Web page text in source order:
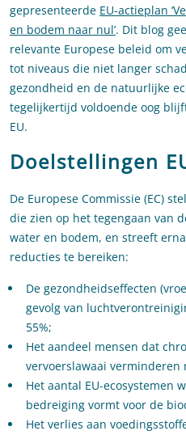
gepresenteerde EU-actieplan
en bodem naar nul’. Dit blog
relevante Europese beleid om
tot niveaus die niet langer
gezondheid en de natuurlijke
tegelijkertijd voldoende oog
EU.
Doelstellingen
De Europese Commissie (EC)
die zien op het tegengaan van
water en bodem, en streeft
reducties te bereiken:
De gezondheidseffecten
gevolg van
55%;
Het aandeel mensen dat
vervoerslawaai verminderen
Het aantal EU-ecosystemen
bedreiging vormt voor de
Het verlies aan